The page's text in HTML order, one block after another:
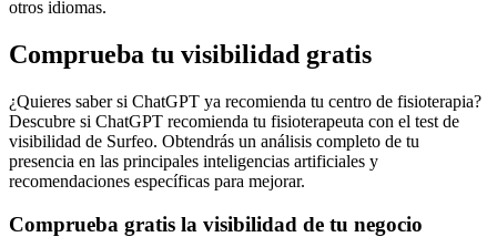
otros idiomas.
Comprueba tu visibilidad gratis
¿Quieres saber si ChatGPT ya recomienda tu centro de fisioterapia?
Descubre si ChatGPT recomienda tu fisioterapeuta con el test de
visibilidad de Surfeo. Obtendrás un análisis completo de tu
presencia en las principales inteligencias artificiales y
recomendaciones específicas para mejorar.
Comprueba gratis la visibilidad de tu negocio